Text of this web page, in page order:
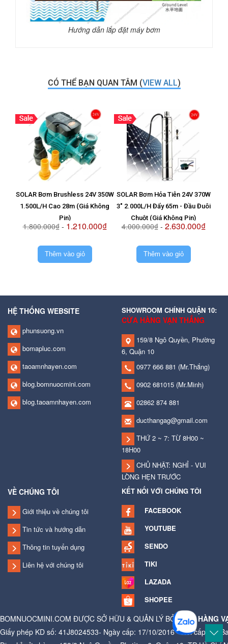
Hướng dẫn lắp đặt máy bơm
CÓ THỂ BẠN QUAN TÂM (VIEW ALL)
SOLAR Bơm Brushless 24V 350W
1.500L/H Cao 28m (Giá Không
Pin)
1.800.000₫- 1.210.000₫
Thêm vào giỏ
SOLAR Bơm Hỏa Tiễn 24V 370W
3" 2.000L/H Đẩy 65m - Đầu Đuôi
Chuột (Giá Không Pin)
4.000.000₫- 2.630.000₫
Thêm vào giỏ
HỆ THỐNG WEBSITE
phunsuong.vn
bomapluc.com
taoamnhayen.com
blog.bomnuocmini.com
blog.taoamnhayen.com
SHOWROOM CHÍNH QUẬN 10:
CỬA HÀNG VẠN THẮNG
159/8 Ngô Quyền, Phường
6, Quận 10
0977 666 881 (Mr.Thắng)
0902 681015 (Mr.Minh)
02862 874 881
ducthangag@gmail.com
THỨ 2 ~ 7: TỪ 8H00 ~
18H00
CHỦ NHẬT: NGHỈ - VUI
LÒNG HẸN TRƯỚC
VỀ CHÚNG TÔI
Giới thiệu về chúng tôi
Tin tức và hướng dẫn
Thông tin tuyển dụng
Liên hệ với chúng tôi
KẾT NỐI VỚI CHÚNG TÔI
FACEBOOK
YOUTUBE
SENDO
TIKI
LAZADA
SHOPEE
BOMNUOCMINI.COM ĐƯỢC SỞ HỮU & QUẢN LÝ BỞICỬA HÀNG
Giấy phép KD số: 41J8024533- Ngày cấp: 17/10/2016 - Nơi cấp: Ủy